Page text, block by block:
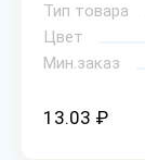
Тип товара
Цвет
Мин.заказ
13.03 ₽